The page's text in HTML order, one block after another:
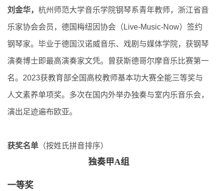
刘金华， 杭州师范大学音乐学院钢琴系青年教师，浙江省音
乐家协会会员，德国梅纽因协会（Live-Music-Now）签约
钢琴家。毕业于德国汉诺威音乐、戏剧与媒体学院，获钢琴
演奏博士即最高演奏家文凭。曾获斯德哥尔摩音乐比赛第一
名。2023获教育部全国高校教师基本功大赛全能三等奖与
人文素养单项奖。多次在国内外举办独奏与室内乐音乐会，
演出足迹遍布欧亚。
获奖名单（按姓氏拼音排序）
独奏甲A组
一等奖